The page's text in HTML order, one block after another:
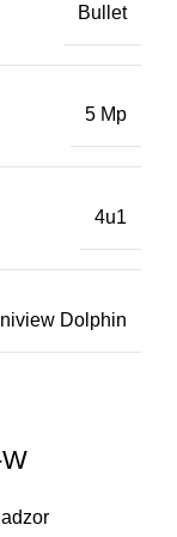
Bullet
5 Mp
4u1
Dolphin